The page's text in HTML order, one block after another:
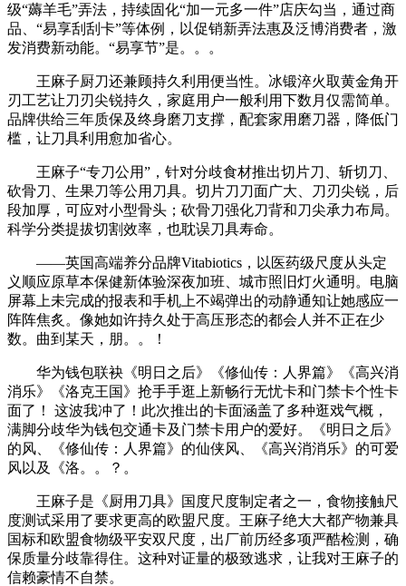
级“薅羊毛”弄法，持续固化“加一元多一件”店庆勾当，通过商
品、“易享刮刮卡”等体例，以促销新弄法惠及泛博消费者，激
发消费新动能。“易享节”是。。。
王麻子厨刀还兼顾持久利用便当性。冰锻淬火取黄金角开
刃工艺让刀刃尖锐持久，家庭用户一般利用下数月仅需简单。
品牌供给三年质保及终身磨刀支撑，配套家用磨刀器，降低门
槛，让刀具利用愈加省心。
王麻子“专刀公用”，针对分歧食材推出切片刀、斩切刀、
砍骨刀、生果刀等公用刀具。切片刀刀面广大、刀刃尖锐，后
段加厚，可应对小型骨头；砍骨刀强化刀背和刀尖承力布局。
科学分类提拔切割效率，也耽误刀具寿命。
——英国高端养分品牌Vitabiotics，以医药级尺度从头定
义顺应原草本保健新体验深夜加班、城市照旧灯火通明。电脑
屏幕上未完成的报表和手机上不竭弹出的动静通知让她感应一
阵阵焦炙。像她如许持久处于高压形态的都会人并不正在少
数。曲到某天，朋。。！
华为钱包联袂《明日之后》《修仙传：人界篇》《高兴消
消乐》《洛克王国》抢手手逛上新畅行无忧卡和门禁卡个性卡
面了！ 这波我冲了！此次推出的卡面涵盖了多种逛戏气概，
满脚分歧华为钱包交通卡及门禁卡用户的爱好。《明日之后》
的风、《修仙传：人界篇》的仙侠风、《高兴消消乐》的可爱
风以及《洛。。？。
王麻子是《厨用刀具》国度尺度制定者之一，食物接触尺
度测试采用了要求更高的欧盟尺度。王麻子绝大大都产物兼具
国标和欧盟食物级平安双尺度，出厂前历经多项严酷检测，确
保质量分歧靠得住。这种对证量的极致逃求，让我对王麻子的
信赖豪情不自禁。